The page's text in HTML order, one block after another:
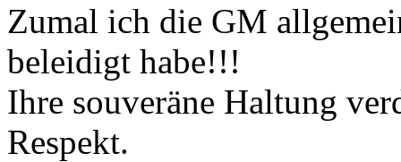
Zumal ich die GM
beleidigt habe!!!
Ihre souveräne Haltung
Respekt.